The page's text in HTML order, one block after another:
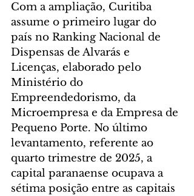
Com a ampliação, Curitiba
assume o primeiro lugar do
país no Ranking Nacional de
Dispensas de Alvarás e
Licenças, elaborado pelo
Ministério do
Empreendedorismo, da
Microempresa e da Empresa de
Pequeno Porte. No último
levantamento, referente ao
quarto trimestre de 2025, a
capital paranaense ocupava a
sétima posição entre as capitais